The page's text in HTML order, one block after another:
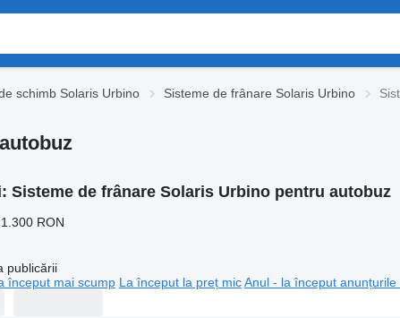
schimb Solaris Urbino Sisteme de frânare Solaris Urbino
Sisteme de frânare Solaris Urbino pentru autobuz
RON
publicării
început mai scump La început la preț mic Anul - la început anunțurile